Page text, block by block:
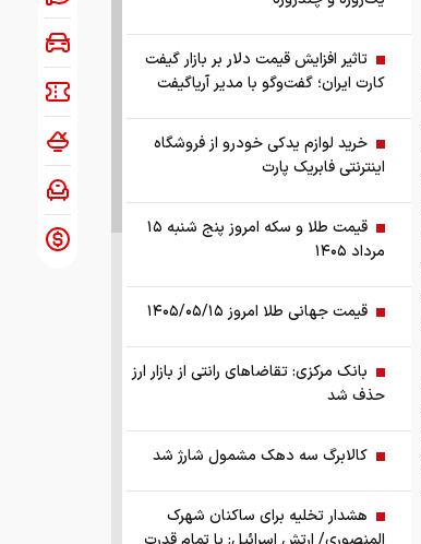
تاثیر افزایش قیمت دلار بر بازار گیفت
کارت ایران؛ گفت‌وگو با مدیر آریاگیفت
خرید لوازم یدکی خودرو از فروشگاه
اینترنتی فابریک پارت
قیمت طلا و سکه امروز پنج شنبه ۱۵
مرداد ۱۴۰۵
قیمت جهانی طلا امروز ۱۴۰۵/۰۵/۱۵
بانک مرکزی: تقاضا‌های رانتی از بازار ارز
حذف شد
کالابرگ سه دهک مشمول شارژ شد
هشدار تخلیه برای ساکنان شهرک